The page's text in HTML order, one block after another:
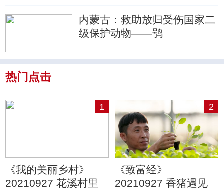
内蒙古：救助放归受伤国家二
级保护动物——鸮
热门点击
1
《我的美丽乡村》
20210927 花溪村里
2
《致富经》
20210927 香猪遇见